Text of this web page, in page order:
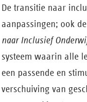
De transitie naar
aanpassingen; ook
naar Inclusief
systeem waarin alle
een passende en
verschuiving van